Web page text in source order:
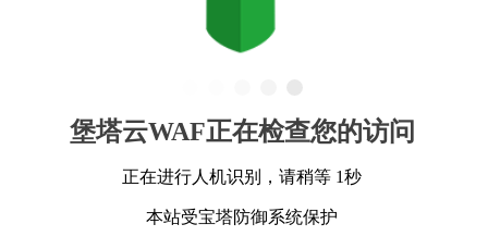
堡塔云WAF正在检查您的访问
正在进行人机识别，请稍等 1秒
本站受宝塔防御系统保护